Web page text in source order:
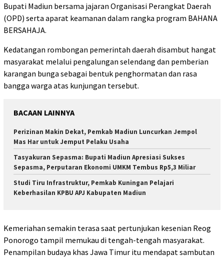
Bupati Madiun bersama jajaran Organisasi Perangkat Daerah
(OPD) serta aparat keamanan dalam rangka program BAHANA
BERSAHAJA.
Kedatangan rombongan pemerintah daerah disambut hangat
masyarakat melalui pengalungan selendang dan pemberian
karangan bunga sebagai bentuk penghormatan dan rasa
bangga warga atas kunjungan tersebut.
BACAAN LAINNYA
Perizinan Makin Dekat, Pemkab Madiun Luncurkan Jempol
Mas Har untuk Jemput Pelaku Usaha
Tasyakuran Sepasma: Bupati Madiun Apresiasi Sukses
Sepasma, Perputaran Ekonomi UMKM Tembus Rp5,3 Miliar
Studi Tiru Infrastruktur, Pemkab Kuningan Pelajari
Keberhasilan KPBU APJ Kabupaten Madiun
Kemeriahan semakin terasa saat pertunjukan kesenian Reog
Ponorogo tampil memukau di tengah-tengah masyarakat.
Penampilan budaya khas Jawa Timur itu mendapat sambutan